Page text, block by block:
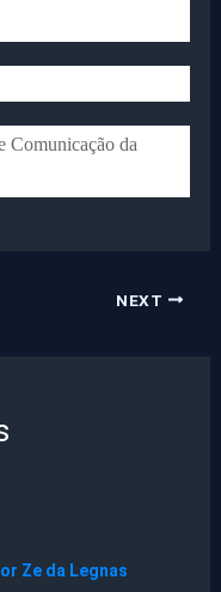
Comunicação da
NEXT
Ze da Legnas